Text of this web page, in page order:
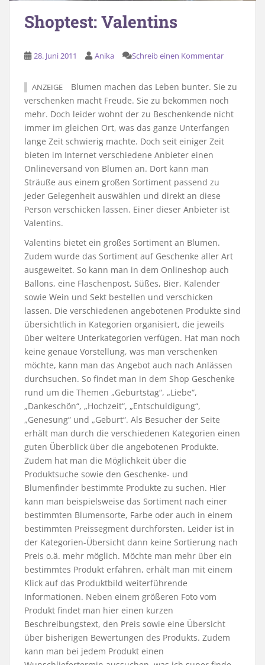
Shoptest: Valentins
28. Juni 2011 Anika Schreib einen Kommentar
ANZEIGE
Blumen machen das Leben bunter. Sie zu
verschenken macht Freude. Sie zu bekommen noch
mehr. Doch leider wohnt der zu Beschenkende nicht
immer im gleichen Ort, was das ganze Unterfangen
lange Zeit schwierig machte. Doch seit einiger Zeit
bieten im Internet verschiedene Anbieter einen
Onlineversand von Blumen an. Dort kann man
Sträuße aus einem großen Sortiment passend zu
jeder Gelegenheit auswählen und direkt an diese
Person verschicken lassen. Einer dieser Anbieter ist
Valentins.
Valentins bietet ein großes Sortiment an Blumen.
Zudem wurde das Sortiment auf Geschenke aller Art
ausgeweitet. So kann man in dem Onlineshop auch
Ballons, eine Flaschenpost, Süßes, Bier, Kalender
sowie Wein und Sekt bestellen und verschicken
lassen. Die verschiedenen angebotenen Produkte sind
übersichtlich in Kategorien organisiert, die jeweils
über weitere Unterkategorien verfügen. Hat man noch
keine genaue Vorstellung, was man verschenken
möchte, kann man das Angebot auch nach Anlässen
durchsuchen. So findet man in dem Shop Geschenke
rund um die Themen „Geburtstag“, „Liebe“,
„Dankeschön“, „Hochzeit“, „Entschuldigung“,
„Genesung“ und „Geburt“. Als Besucher der Seite
erhält man durch die verschiedenen Kategorien einen
guten Überblick über die angebotenen Produkte.
Zudem hat man die Möglichkeit über die
Produktsuche sowie den Geschenke- und
Blumenfinder bestimmte Produkte zu suchen. Hier
kann man beispielsweise das Sortiment nach einer
bestimmten Blumensorte, Farbe oder auch in einem
bestimmten Preissegment durchforsten. Leider ist in
der Kategorien-Übersicht dann keine Sortierung nach
Preis o.ä. mehr möglich. Möchte man mehr über ein
bestimmtes Produkt erfahren, erhält man mit einem
Klick auf das Produktbild weiterführende
Informationen. Neben einem größeren Foto vom
Produkt findet man hier einen kurzen
Beschreibungstext, den Preis sowie eine Übersicht
über bisherigen Bewertungen des Produkts. Zudem
kann man bei jedem Produkt einen